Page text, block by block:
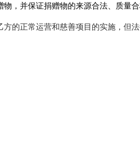
，并保证捐赠物的来源合法、质量
的正常运营和慈善项目的实施，但